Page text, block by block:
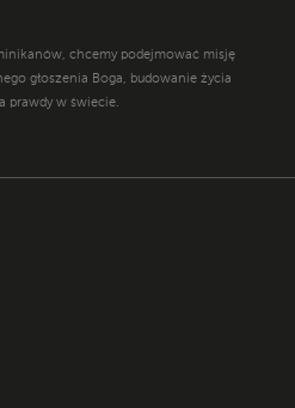
chcemy podejmować misję
głoszenia Boga, budowanie życia
prawdy w świecie.